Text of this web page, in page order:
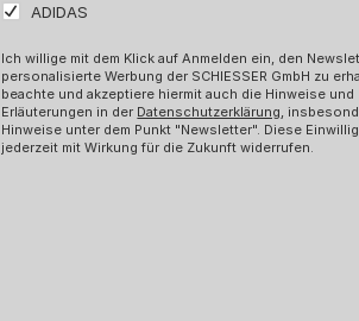
ADIDAS
Ich willige mit dem Klick auf Anmelden ein, den
personalisierte Werbung der SCHIESSER GmbH zu
beachte und akzeptiere hiermit auch die Hinweise und
Erläuterungen in der Datenschutzerklärung,
Hinweise unter dem Punkt "Newsletter". Diese
jederzeit mit Wirkung für die Zukunft widerrufen.